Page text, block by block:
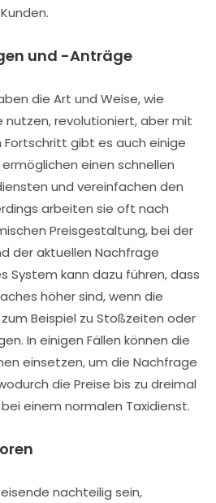
und -Anträge
die Art und Weise, wie
nutzen, revolutioniert, aber mit
gibt es auch einige
einen schnellen
und vereinfachen den
arbeiten sie oft nach
Preisgestaltung, bei der
der aktuellen Nachfrage
System kann dazu führen, dass
höher sind, wenn die
Beispiel zu Stoßzeiten oder
In einigen Fällen können die
einsetzen, um die Nachfrage
die Preise bis zu dreimal
einem normalen Taxidienst.
nachteilig sein,